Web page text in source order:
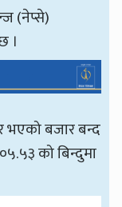
(नेप्से)
।
भएको बजार बन्द
को बिन्दुमा